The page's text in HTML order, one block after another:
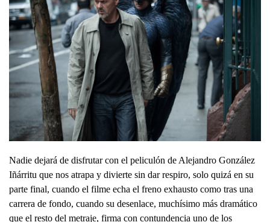
Nadie dejará de disfrutar con el peliculón de Alejandro González
Iñárritu que nos atrapa y divierte sin dar respiro, solo quizá en su
parte final, cuando el filme echa el freno exhausto como tras una
carrera de fondo, cuando su desenlace, muchísimo más dramático
que el resto del metraje, firma con contundencia uno de los